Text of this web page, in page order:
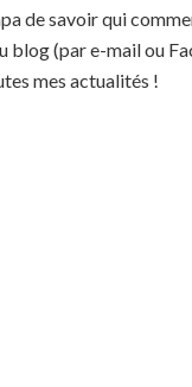
de savoir qui
blog (par e-mail ou
mes actualités !